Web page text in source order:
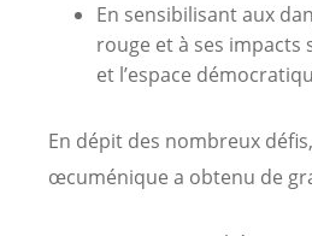
En sensibilisant aux
rouge et à ses impacts
et l’espace
En dépit des nombreux
œcuménique a obtenu de